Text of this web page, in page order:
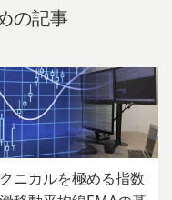
の記事
ニカルを極める指数